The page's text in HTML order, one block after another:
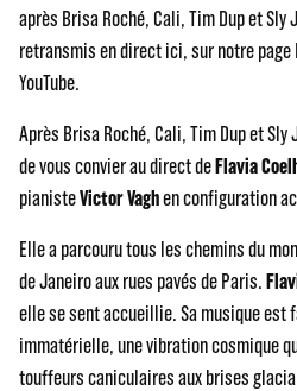
après Brisa Roché, Cali, Tim Dup et
retransmis en direct ici, sur notre page
YouTube.
Après Brisa Roché, Cali, Tim Dup et
de vous convier au direct deFlavia
pianisteVictor Vaghen configuration
Elle a parcouru tous les chemins du
de Janeiro aux rues pavés de Paris.
elle se sent accueillie. Sa musique
immatérielle, une vibration cosmique
touffeurs caniculaires aux brises